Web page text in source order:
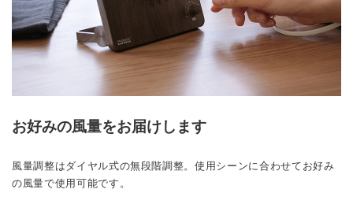
お好みの風量をお届けします
風量調整はダイヤル式の無段階調整。使用シーンに合わせてお好み
の風量で使用可能です。